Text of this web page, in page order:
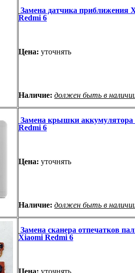
Замена датчика приближения
Redmi 6
Цена: уточнять
Наличие: должен быть в
Замена крышки аккумулятора
Redmi 6
Цена: уточнять
Наличие: должен быть в
Замена сканера отпечатков
Xiaomi Redmi 6
Цена: уточнять